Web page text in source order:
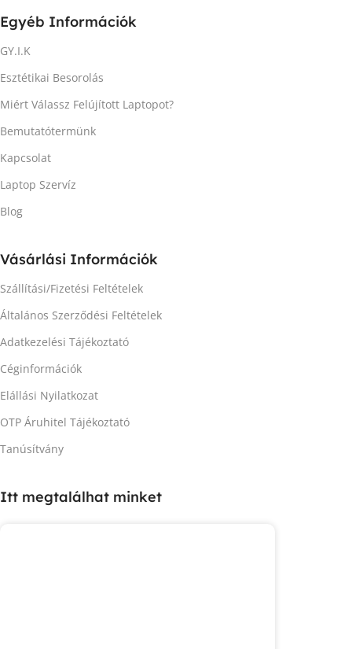
Egyéb Információk
GY.I.K
Esztétikai Besorolás
Miért Válassz Felújított Laptopot?
Bemutatótermünk
Kapcsolat
Laptop Szervíz
Blog
Vásárlási Információk
Szállítási/Fizetési Feltételek
Általános Szerződési Feltételek
Adatkezelési Tájékoztató
Céginformációk
Elállási Nyilatkozat
OTP Áruhitel Tájékoztató
Tanúsítvány
Itt megtalálhat minket